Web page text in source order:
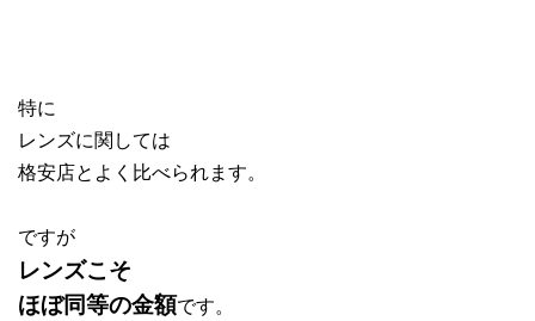
特に
レンズに関しては
格安店とよく比べられます。
ですが
レンズこそ
ほぼ同等の金額です。